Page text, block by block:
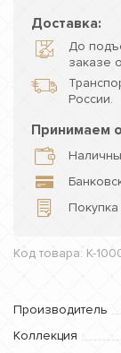
Доставка:
До
заказе
России.
Принимаем
Покупка
Код товара: K-
Производитель
Коллекция